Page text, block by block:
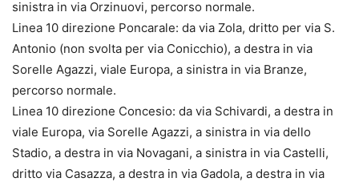
sinistra in via Orzinuovi, percorso normale.
Linea 10 direzione Poncarale: da via Zola, dritto per via S.
Antonio (non svolta per via Conicchio), a destra in via
Sorelle Agazzi, viale Europa, a sinistra in via Branze,
percorso normale.
Linea 10 direzione Concesio: da via Schivardi, a destra in
viale Europa, via Sorelle Agazzi, a sinistra in via dello
Stadio, a destra in via Novagani, a sinistra in via Castelli,
dritto via Casazza, a destra in via Gadola, a destra in via